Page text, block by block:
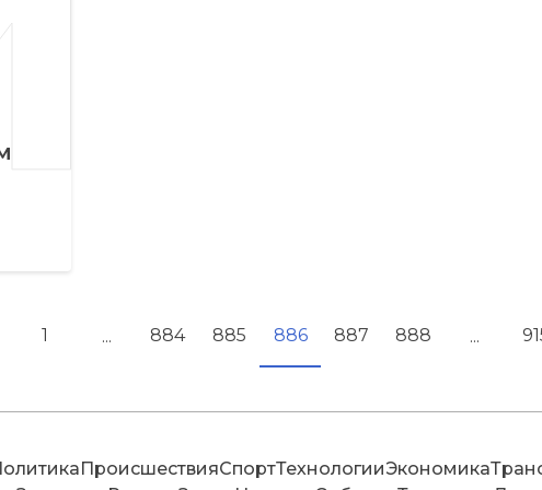
1 ... 884 885 886 887 888 ...
ПроисшествияСпортТехнологииЭкономика